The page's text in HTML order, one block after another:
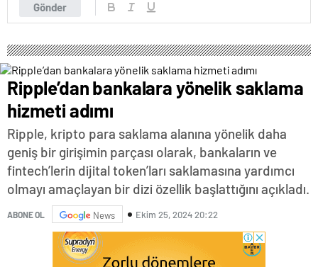
Gönder
Ripple’dan bankalara yönelik saklama
hizmeti adımı
Ripple, kripto para saklama alanına yönelik daha
geniş bir girişimin parçası olarak, bankaların ve
fintech’lerin dijital token’ları saklamasına yardımcı
olmayı amaçlayan bir dizi özellik başlattığını açıkladı.
ABONE OL News Ekim 25, 2024 20:22